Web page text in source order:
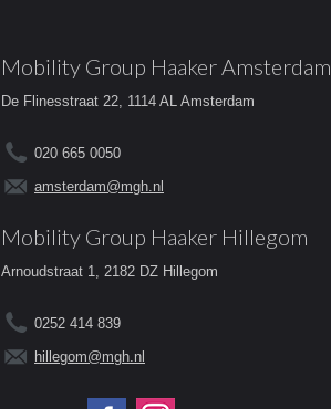
Mobility Group Haaker Amsterdam
De Flinesstraat 22, 1114 AL Amsterdam
020 665 0050
amsterdam@mgh.nl
Mobility Group Haaker Hillegom
Arnoudstraat 1, 2182 DZ Hillegom
0252 414 839
hillegom@mgh.nl
Volg ons op: